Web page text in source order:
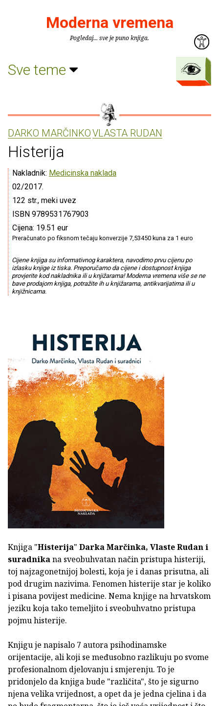
Moderna vremena
Pogledaj... sve je puno knjiga.
Sve teme
DARKO MARČINKOVLASTA RUDAN
Histerija
Nakladnik: Medicinska naklada
02/2017.
122 str., meki uvez
ISBN 9789531767903
Cijena: 19.51 eur
Preračunato po fiksnom tečaju konverzije 7,53450 kuna za 1 euro
Cijene knjiga su informativnog karaktera, navodimo prvu cijenu po
izlasku knjige iz tiska. Preporučamo da cijene i dostupnost knjiga
provjerite kod nakladnika ili u knjižarama! Moderna vremena više se ne
bave prodajom knjiga, potražite ih u knjižarama, antikvarijatima ili u
knjižnicama.
Knjiga "Histerija" Darka Marčinka, Vlaste Rudan i
suradnikana sveobuhvatan način pristupa histeriji,
toj najzagonetnijoj bolesti, koja je i danas prisutna, ali
pod drugim nazivima. Fenomen histerije star je koliko
i pisana povijest medicine. Nema knjige na hrvatskom
jeziku koja tako temeljito i sveobuhvatno pristupa
pojmu histerije.
Knjigu je napisalo 7 autora psihodinamske
orijentacije, ali koji se međusobno razlikuju po svome
profesionalnom djelovanju i smjerenju. To je
pridonjelo da knjiga bude "različita", što je sigurno
njena velika vrijednost, a opet da je jedna cjelina i da